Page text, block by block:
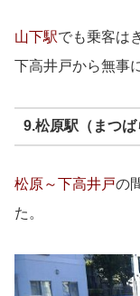
山下駅でも乗客は
下高井戸から無事
9.松原駅（まつば
松原～下高井戸の
た。